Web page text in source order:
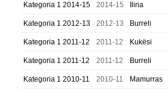
Kategoria 1 2014-15
2014-15 Iliria
Kategoria 1 2012-13 2012-13 Burreli
Kategoria 1 2011-12 2011-12 Kukësi
Kategoria 1 2011-12 2011-12 Burreli
Kategoria 1 2010-11 2010-11 Mamurras